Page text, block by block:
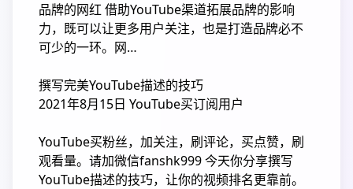
品牌的网红 借助YouTube渠道拓展品牌的影响
力，既可以让更多用户关注，也是打造品牌必不
可少的一环。网…
撰写完美YouTube描述的技巧
2021年8月15日 YouTube买订阅用户
YouTube买粉丝，加关注，刷评论，买点赞，刷
观看量。请加微信fanshk999 今天你分享撰写
YouTube描述的技巧，让你的视频排名更靠前。